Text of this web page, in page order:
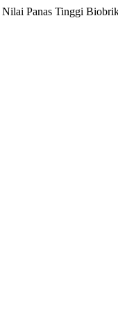
Panas Tinggi